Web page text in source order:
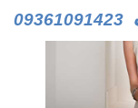
09361091423